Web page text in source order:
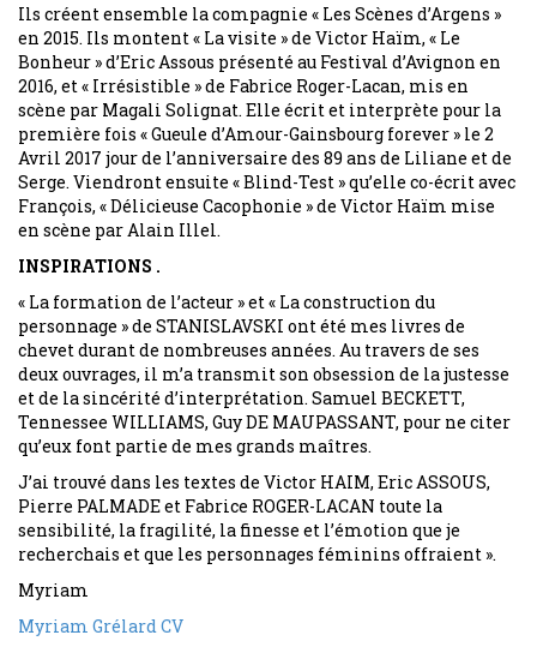
Ils créent ensemble la compagnie « Les Scènes d’Argens »
en 2015. Ils montent « La visite » de Victor Haïm, « Le
Bonheur » d’Eric Assous présenté au Festival d’Avignon en
2016, et « Irrésistible » de Fabrice Roger-Lacan, mis en
scène par Magali Solignat. Elle écrit et interprète pour la
première fois « Gueule d’Amour-Gainsbourg forever » le 2
Avril 2017 jour de l’anniversaire des 89 ans de Liliane et de
Serge. Viendront ensuite « Blind-Test » qu’elle co-écrit avec
François, « Délicieuse Cacophonie » de Victor Haïm mise
en scène par Alain Illel.
INSPIRATIONS .
« La formation de l’acteur » et « La construction du
personnage » de STANISLAVSKI ont été mes livres de
chevet durant de nombreuses années. Au travers de ses
deux ouvrages, il m’a transmit son obsession de la justesse
et de la sincérité d’interprétation. Samuel BECKETT,
Tennessee WILLIAMS, Guy DE MAUPASSANT, pour ne citer
qu’eux font partie de mes grands maîtres.
J’ai trouvé dans les textes de Victor HAIM, Eric ASSOUS,
Pierre PALMADE et Fabrice ROGER-LACAN toute la
sensibilité, la fragilité, la finesse et l’émotion que je
recherchais et que les personnages féminins offraient ».
Myriam
Myriam Grélard CV